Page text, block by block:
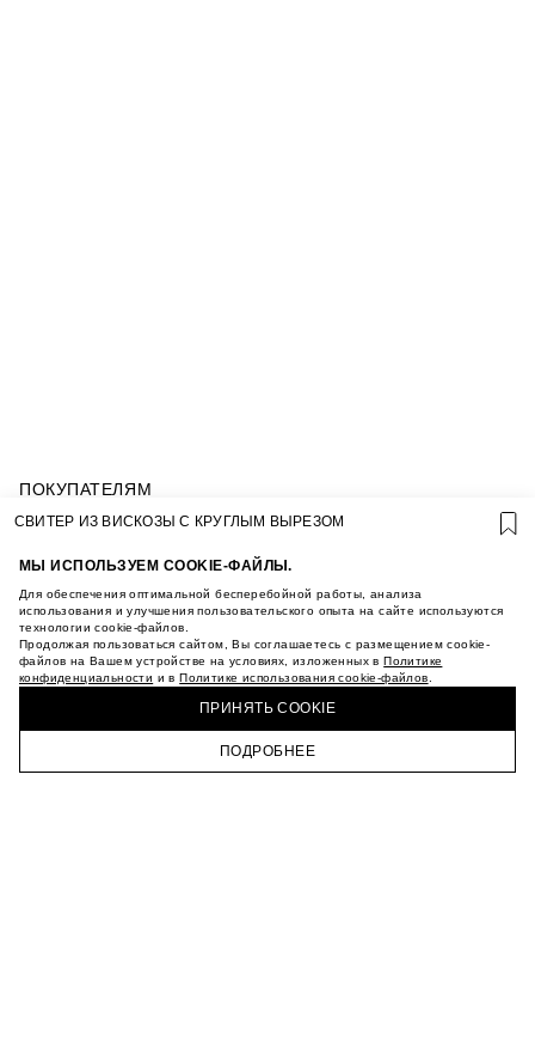
МЫ ИСПОЛЬЗУЕМ COOKIE-ФАЙЛЫ.
Для обеспечения оптимальной бесперебойной работы, анализа
использования и улучшения пользовательского опыта на сайте используются
технологии cookie-файлов.
Продолжая пользоваться сайтом, Вы соглашаетесь с размещением cookie-
файлов на Вашем устройстве на условиях, изложенных вПолитике
конфиденциальности и вПолитике использования cookie-файлов
ПРИНЯТЬ COOKIE
ПОДРОБНЕЕ
ГЛАВНАЯ КАТАЛОГ КОРЗИНА ПРОФИЛЬ
ПОКУПАТЕЛЯМ
УСЛОВИЯ ИСПОЛЬЗОВАНИЯ ПОДАРОЧНЫХ
ПОЛИТИКА КОНФИДЕНЦИАЛЬНОСТИ
УСЛОВИЯ ПОКУПКИ
О НАС
МАГАЗИНЫ
КАРЬЕРА
ТЕЛЕГРАМ
ПОДПИСАТЬСЯ НА НОВОСТИ
СВИТЕР ИЗ ВИСКОЗЫ С КРУГЛЫМ ВЫРЕЗОМ
КУПИТЬ + ПОЛУЧИТЬ В МАГАЗИНЕ MAAG